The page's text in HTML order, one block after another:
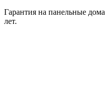
Гарантия на панельные дома
лет.